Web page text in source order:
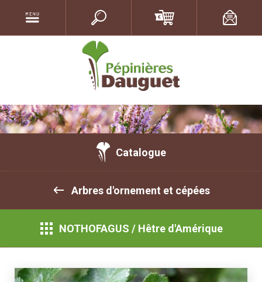
Catalogue
Arbres d'ornement et cépées
NOTHOFAGUS / Hêtre d'Amérique